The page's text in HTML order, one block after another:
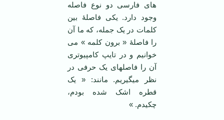
های فارسی دو نوع فاصله
وجود دارد. یکی فاصلۀ بین
کلمات در یک جمله، که ما آن
را فاصلۀ « برون کلمه » می
خوانیم و در تایپ کامپیوتری
آن را فاصله­ای یک حرفی در
نظر می­گیریم. مانند: « یک
قطره اشک شده بودم،
چکیدم. »